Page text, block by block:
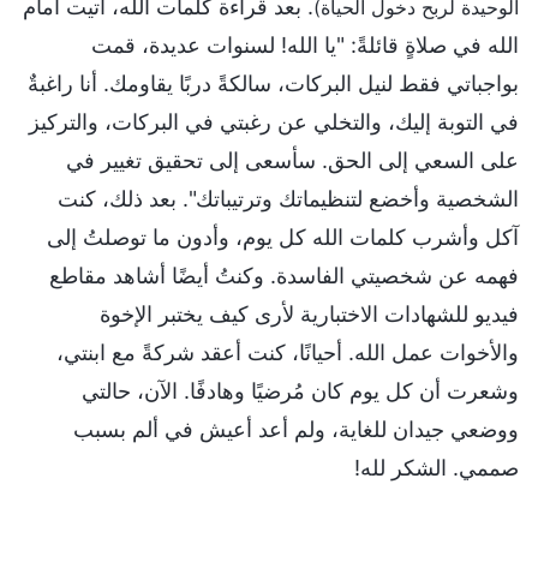
الوحيدة لربح دخول الحياة). بعد قراءة كلمات الله، أتيت أمام
الله في صلاةٍ قائلةً: "يا الله! لسنوات عديدة، قمت
بواجباتي فقط لنيل البركات، سالكةً دربًا يقاومك. أنا راغبةٌ
في التوبة إليك، والتخلي عن رغبتي في البركات، والتركيز
على السعي إلى الحق. سأسعى إلى تحقيق تغيير في
الشخصية وأخضع لتنظيماتك وترتيباتك". بعد ذلك، كنت
آكل وأشرب كلمات الله كل يوم، وأدون ما توصلتُ إلى
فهمه عن شخصيتي الفاسدة. وكنتُ أيضًا أشاهد مقاطع
فيديو للشهادات الاختبارية لأرى كيف يختبر الإخوة
والأخوات عمل الله. أحيانًا، كنت أعقد شركةً مع ابنتي،
وشعرت أن كل يوم كان مُرضيًا وهادفًا. الآن، حالتي
ووضعي جيدان للغاية، ولم أعد أعيش في ألم بسبب
صممي. الشكر لله!